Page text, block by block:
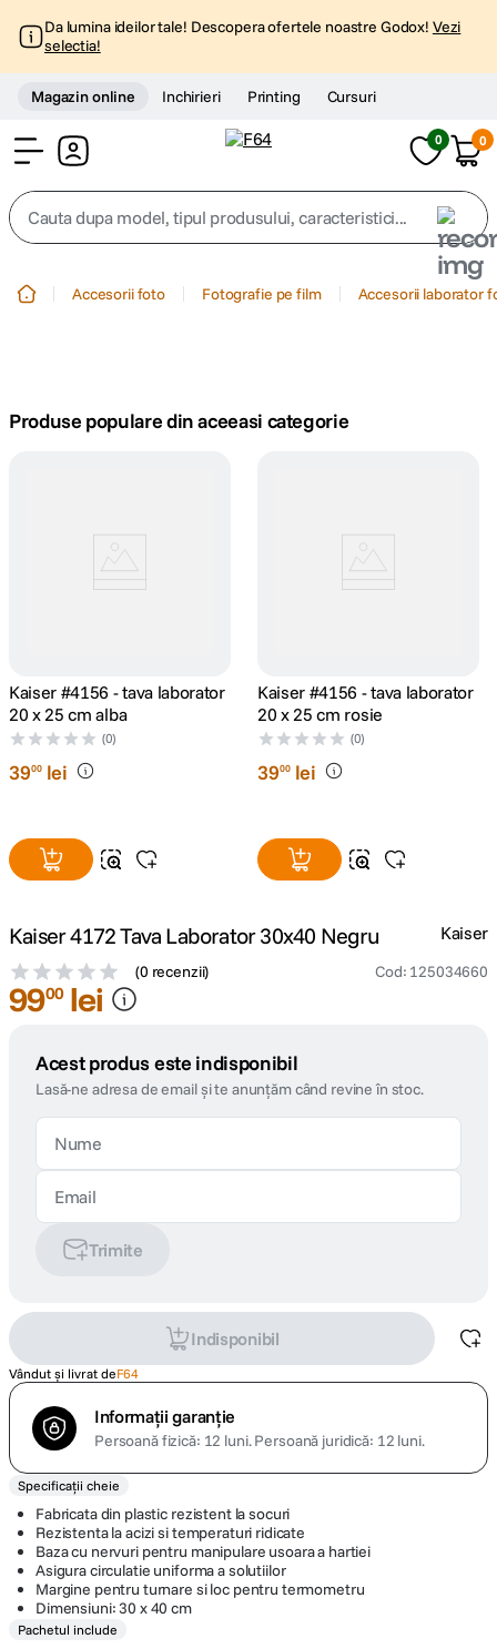
Da lumina ideilor tale! Descopera ofertele noastre Godox! Vezi
selectia!
Magazin online Inchirieri Printing Cursuri
0 0
Cauta dupa model, tipul produsului, caracteristici...
trepied telefon
canon sx740 hs
lavaliera
8. dji mic mini
dji osmo
Accesorii foto Fotografie pe film Accesorii laborator
Produse populare din aceeasi categorie
Kaiser #4156 - tava laborator
20 x 25 cm alba
(0)
3900 lei
Kaiser #4156 - tava laborator
20 x 25 cm rosie
(0)
3900 lei
Kaiser 4172 Tava Laborator 30x40 Negru
(0 recenzii) Cod: 125034660
Kaiser
9900 lei
Acest produs este indisponibil
Lasă-ne adresa de email și te anunțăm când revine în stoc.
Trimite
Indisponibil
Vândut și livrat deF64
Informații garanție
Persoană fizică: 12 luni.Persoană juridică: 12 luni.
Specificații cheie
Fabricata din plastic rezistent la socuri
Rezistenta la acizi si temperaturi ridicate
Baza cu nervuri pentru manipulare usoara a hartiei
Asigura circulatie uniforma a solutiilor
Margine pentru turnare si loc pentru termometru
Dimensiuni: 30 x 40 cm
Pachetul include